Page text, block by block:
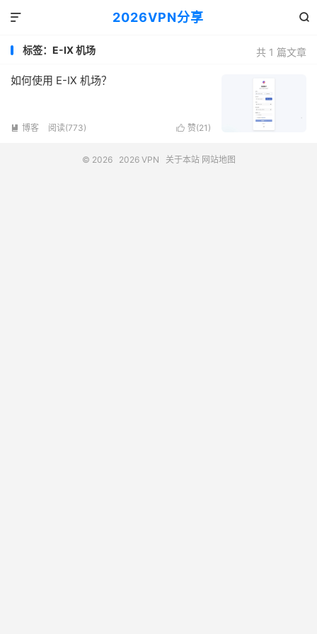
2026VPN分享 

共 1 篇文章
标签：E-IX 机场
如何使用 E-IX 机场？
 赞(21 )
 博客 阅读(773)
© 2026 2026 VPN 关于本站 网站地图